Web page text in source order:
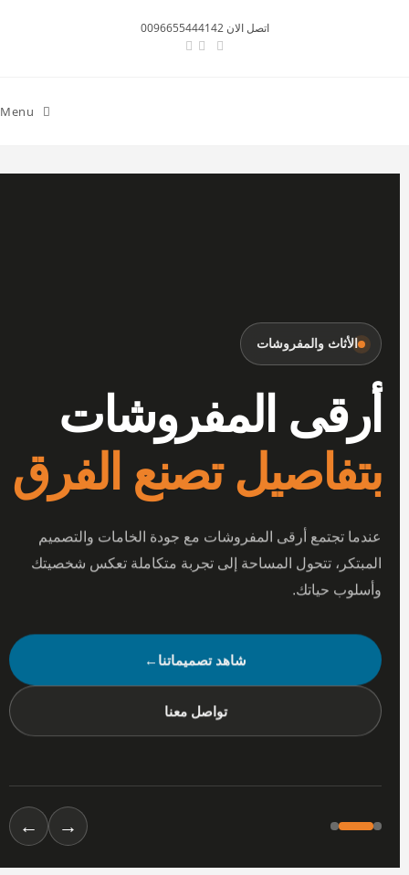
اتصل الان 0096655444142
Menu
الأثاث والمفروشات
أرقى المفروشات
بتفاصيل تصنع الفرق
عندما تجتمع أرقى المفروشات مع جودة الخامات والتصميم
المبتكر، تتحول المساحة إلى تجربة متكاملة تعكس شخصيتك
وأسلوب حياتك.
شاهد تصميماتنا←
تواصل معنا
→
←